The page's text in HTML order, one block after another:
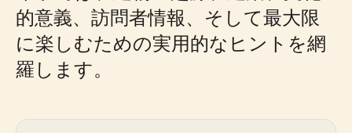
的意義、訪問者情報、そして最大限
に楽しむための実用的なヒントを網
羅します。